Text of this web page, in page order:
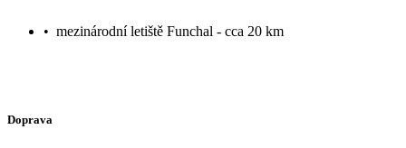
• mezinárodní letiště Funchal - cca 20 km
Doprava